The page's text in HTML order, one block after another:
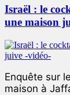
Israël : le
une maison
Enquête sur
maison à